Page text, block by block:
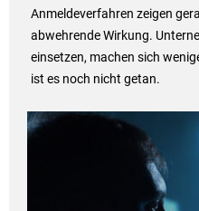
Anmeldeverfahren zeigen
abwehrende Wirkung.
einsetzen, machen sich
ist es noch nicht getan.